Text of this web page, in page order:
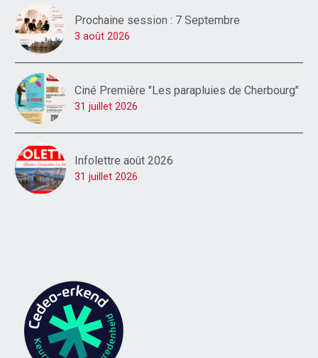
Prochaine session : 7 Septembre
3 août 2026
Ciné Première "Les parapluies de Cherbourg"
31 juillet 2026
Infolettre août 2026
31 juillet 2026